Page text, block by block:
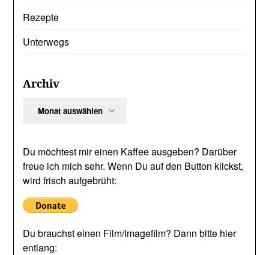
Rezepte
Unterwegs
Archiv
Du möchtest mir einen Kaffee ausgeben? Darüber
freue ich mich sehr. Wenn Du auf den Button klickst,
wird frisch aufgebrüht:
Du brauchst einen Film/Imagefilm? Dann bitte hier
entlang: